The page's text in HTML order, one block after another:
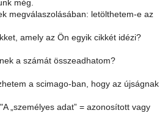
még.
megválaszolásában: letölthetem-e az
amely az Ön egyik cikkét idézi?
a számát összeadhatom?
a scimago-ban, hogy az újságnak
„személyes adat” = azonosított vagy